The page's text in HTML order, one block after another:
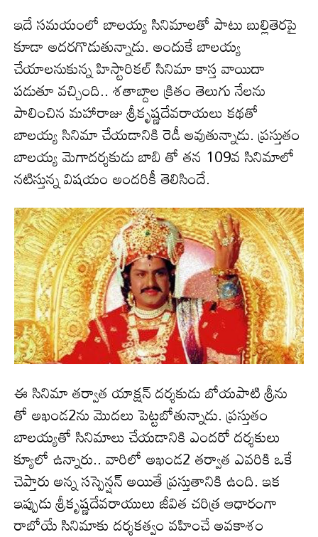
ఇదే సమయంలో బాలయ్య సినిమాలతో పాటు బుల్లితెరపై
కూడా అదరగొడుతున్నాడు. అందుకే బాల‌య్య‌
చేయాలనుకున్న హిస్టారికల్ సినిమా కాస్త వాయిదా
పడుతూ వచ్చింది.. శతాబ్దాల క్రితం తెలుగు నేలను
పాలించిన మహారాజు శ్రీకృష్ణదేవరాయలు కథతో
బాలయ్య సినిమా చేయడానికి రెడీ అవుతున్నాడు. ప్రస్తుతం
బాలయ్య మెగాదర్శకుడు బాబి తో తన 109వ సినిమాలో
నటిస్తున్న విషయం అందరికీ తెలిసిందే.
ఈ సినిమా తర్వాత యాక్షన్ దర్శకుడు బోయపాటి శ్రీను
తో అఖండ2ను మొదలు పెట్టబోతున్నాడు. ప్రస్తుతం
బాలయ్యతో సినిమాలు చేయడానికి ఎందరో దర్శకులు
క్యూలో ఉన్నారు.. వారిలో అఖండ2 తర్వాత ఎవరికి ఒకే
చెప్తారు అన్న సస్పెన్షన్ అయితే ప్రస్తుతానికి ఉంది. ఇక
ఇప్పుడు శ్రీకృష్ణదేవరాయులు జీవిత చరిత్ర ఆధారంగా
రాబోయే సినిమాకు దర్శకత్వం వహించే అవకాశం